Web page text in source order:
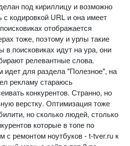
под кириллицу и возможно
с кодировкой URL и она имеет
отображается
тоже, поэтому и урлы такие
в поисковиках идут на ура, они
релевантные слова.
идет для раздела "Полезное", на
рекламу стараюсь
конкурентов. Странно, но
верстку. Оптимизация тоже
но сколько людей, столько
которые в топе по
с ремонтом ноутбуков - t-tver.ru к